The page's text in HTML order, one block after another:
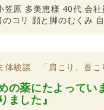
笠原 多美恵様 40代 会
のコリ 顔と脚のむくみ
験談 「肩こり、首こ
の薬にたよってい
ました』